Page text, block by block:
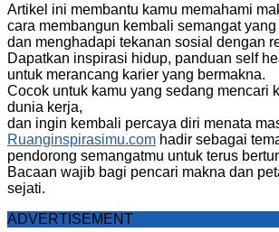
Artikel ini membantu kamu memahami
cara membangun kembali semangat
dan menghadapi tekanan sosial dengan
Dapatkan inspirasi hidup, panduan self
untuk merancang karier yang bermakna.
Cocok untuk kamu yang sedang mencari
dunia kerja,
dan ingin kembali percaya diri menata
Ruanginspirasimu.com hadir sebagai
pendorong semangatmu untuk terus
Bacaan wajib bagi pencari makna dan
sejati.
ADVERTISEMENT